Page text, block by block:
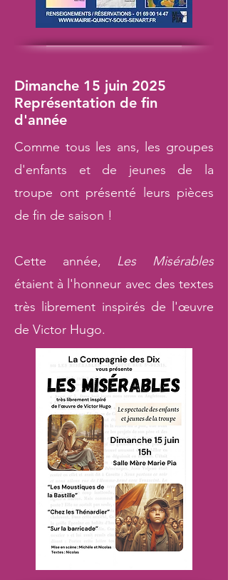
Dimanche 15 juin 2025
Représentation de fin
d'année
Comme tous les ans, les groupes
d'enfants et de jeunes de la
troupe ont présenté leurs pièces
de fin de saison !
Cette année, Les Misérables
étaient à l'honneur avec des textes
très librement inspirés de l'œuvre
de Victor Hugo.